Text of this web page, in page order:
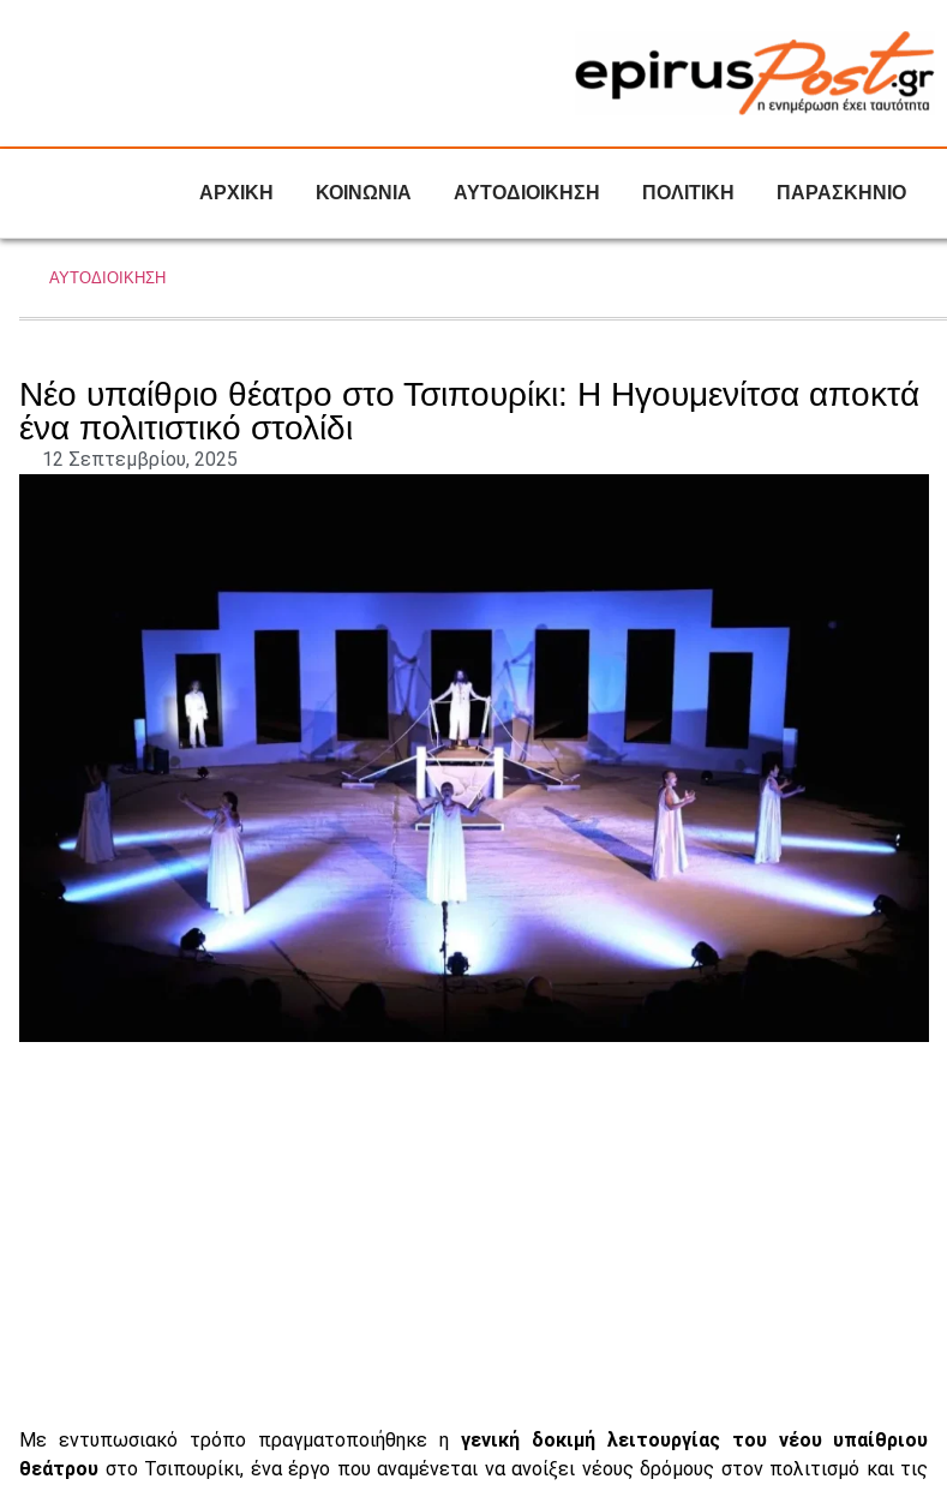
ΑΡΧΙΚΗ ΚΟΙΝΩΝΙΑ ΑΥΤΟΔΙΟΙΚΗΣΗ ΠΟΛΙΤΙΚΗ ΠΑΡΑΣΚΗΝΙΟ
ΑΥΤΟΔΙΟΙΚΗΣΗ
Νέο υπαίθριο θέατρο στο Τσιπουρίκι: Η Ηγουμενίτσα αποκτά
ένα πολιτιστικό στολίδι
12 Σεπτεμβρίου, 2025
Με εντυπωσιακό τρόπο πραγματοποιήθηκε η γενική δοκιμή λειτουργίας του νέου υπαίθριου
θεάτρου στο Τσιπουρίκι, ένα έργο που αναμένεται να ανοίξει νέους δρόμους στον πολιτισμό και τις